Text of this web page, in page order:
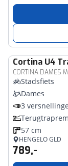
Cortina U4
CORTINA DAMES
Stadsfiets
Dames
3
Terugtraprem
57 cm
HENGELO GLD
789,-